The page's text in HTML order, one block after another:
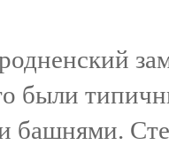
были
башнями.